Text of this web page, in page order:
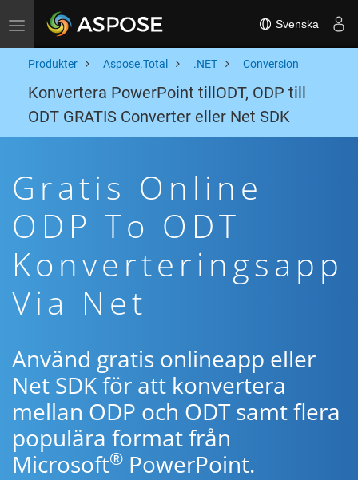
Toggle navigation Svenska
Produkter Aspose.Total .NET Conversion
Konvertera PowerPoint tillODT, ODP till
ODT GRATIS Converter eller Net SDK
Gratis Online
ODP To ODT
Konverteringsapp
Via Net
Använd gratis onlineapp eller
Net SDK för att konvertera
mellan ODP och ODT samt flera
populära format från
Microsoft® PowerPoint.